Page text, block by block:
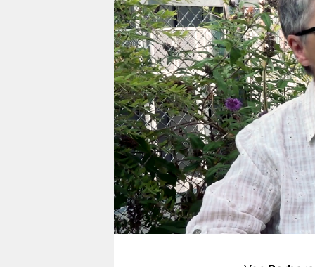
wahrheit
verlag
verlag
veranstaltungen
shop
fragen & hilfe
unterstützen
abo